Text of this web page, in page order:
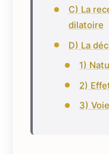
C) La
dilatoire
D) La
1)
2)
3)